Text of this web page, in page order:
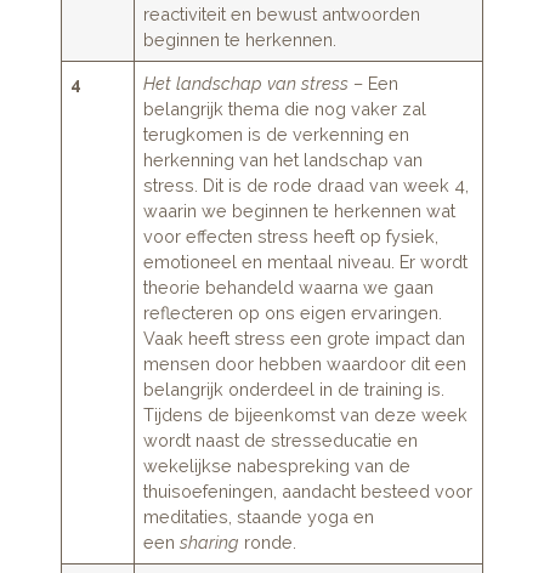
reactiviteit en bewust antwoorden
beginnen te herkennen.
4 Het landschap van stress – Een
belangrijk thema die nog vaker zal
terugkomen is de verkenning en
herkenning van het landschap van
stress. Dit is de rode draad van week 4,
waarin we beginnen te herkennen wat
voor effecten stress heeft op fysiek,
emotioneel en mentaal niveau. Er wordt
theorie behandeld waarna we gaan
reflecteren op ons eigen ervaringen.
Vaak heeft stress een grote impact dan
mensen door hebben waardoor dit een
belangrijk onderdeel in de training is.
Tijdens de bijeenkomst van deze week
wordt naast de stresseducatie en
wekelijkse nabespreking van de
thuisoefeningen, aandacht besteed voor
meditaties, staande yoga en
eensharing ronde.